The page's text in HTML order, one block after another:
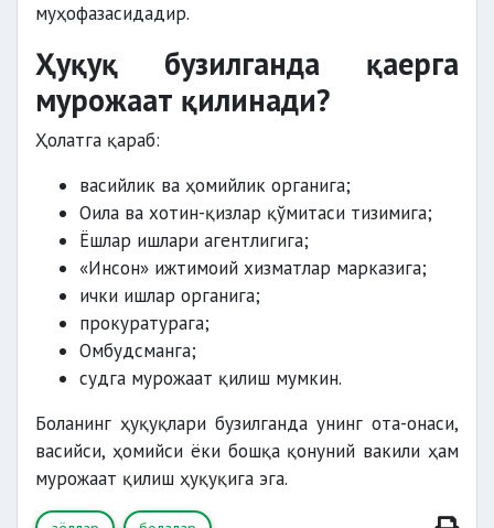
муҳофазасидадир.
Ҳуқуқ бузилганда қаерга
мурожаат қилинади?
Ҳолатга қараб:
васийлик ва ҳомийлик органига;
Оила ва хотин-қизлар қўмитаси тизимига;
Ёшлар ишлари агентлигига;
«Инсон» ижтимоий хизматлар марказига;
ички ишлар органига;
прокуратурага;
Омбудсманга;
судга мурожаат қилиш мумкин.
Боланинг ҳуқуқлари бузилганда унинг ота-онаси,
васийси, ҳомийси ёки бошқа қонуний вакили ҳам
мурожаат қилиш ҳуқуқига эга.